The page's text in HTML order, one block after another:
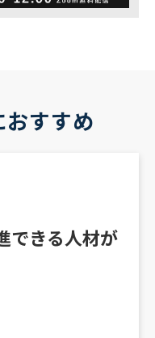
おすすめ
できる人材が